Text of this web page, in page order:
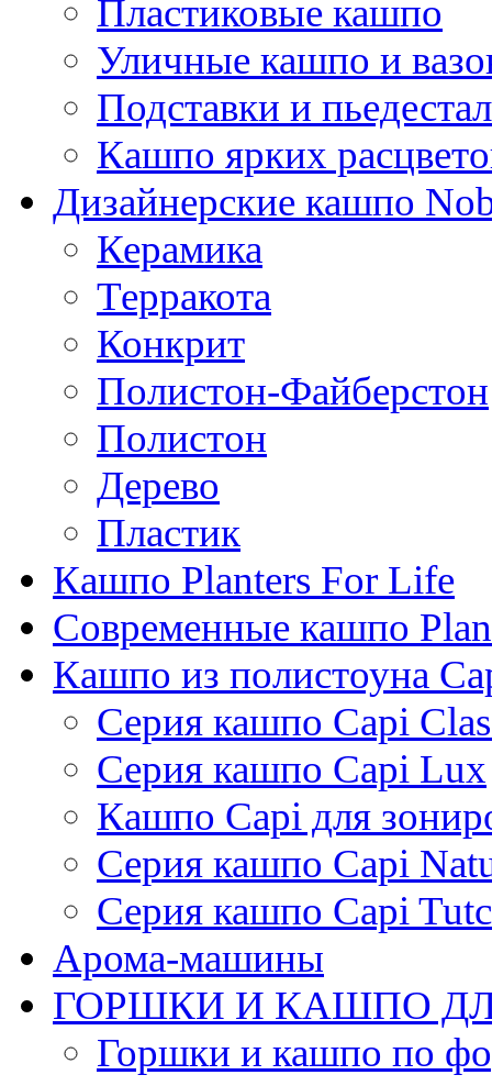
Пластиковые кашпо
Уличные кашпо и
Подставки и
Кашпо ярких
Дизайнерские кашпо
Керамика
Терракота
Конкрит
Полистон-Файберстон
Полистон
Дерево
Пластик
Кашпо Planters For Life
Современные кашпо
Кашпо из полистоуна
Серия кашпо Capi
Серия кашпо Capi Lux
Кашпо Capi для
Серия кашпо Capi
Серия кашпо Capi
Арома-машины
ГОРШКИ И КАШПО
Горшки и кашпо по